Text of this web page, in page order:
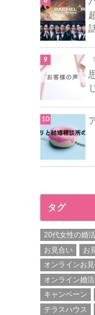
タグ
20代女性の婚活
お見合い
お
オンラインお
オンライン婚
キャンペーン
テラスハウス